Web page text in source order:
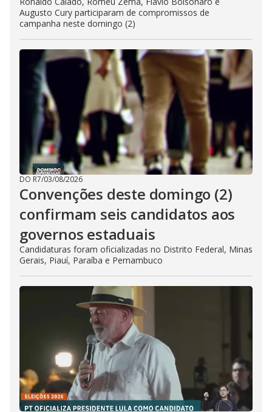
Augusto Cury participaram de compromissos de
campanha neste domingo (2)
DO R7/03/08/2026
Convenções deste domingo (2)
confirmam seis candidatos aos
governos estaduais
Candidaturas foram oficializadas no Distrito Federal, Minas
Gerais, Piauí, Paraíba e Pernambuco